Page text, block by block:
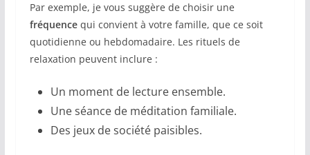
Par exemple, je vous suggère de choisir une
fréquencequi convient à votre famille, que ce soit
quotidienne ou hebdomadaire. Les rituels de
relaxation peuvent inclure :
Un moment de lecture ensemble.
Une séance de méditation familiale.
Des jeux de société paisibles.